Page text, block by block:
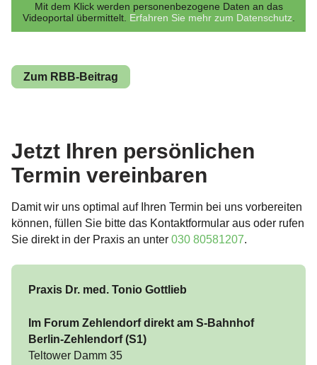
Mit dem Klick werden personenbezogene Daten an das
Videoportal übermittelt. Erfahren Sie mehr zum Datenschutz
Zum RBB-Beitrag
Jetzt Ihren persönlichen
Termin vereinbaren
Damit wir uns optimal auf Ihren Termin bei uns vorbereiten
können, füllen Sie bitte das Kontaktformular aus oder rufen
Sie direkt in der Praxis an unter 030 80581207.
Praxis Dr. med. Tonio Gottlieb
Im Forum Zehlendorf direkt am S-Bahnhof
Berlin-Zehlendorf (S1)
Teltower Damm 35